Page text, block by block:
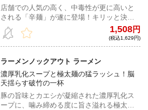
店舗での人気の高く、中毒性が更に高いと
される「辛麺」が遂に登場！キリッと決ま
ったカネシ醤油に、豚の旨味をたっぷりと
まとった微乳化スープへ、刺すような辛味
が加わった最強の逸品！
1,508円
(税込1,629円)
ラーメンノックアウト ラーメン
濃厚乳化スープと極太麺の猛ラッシュ！脳
天揺らす破竹の一杯
豚の旨味とカエシが凝縮された濃厚乳化ス
ープに、噛み締める度に旨さ溢れる極太麺